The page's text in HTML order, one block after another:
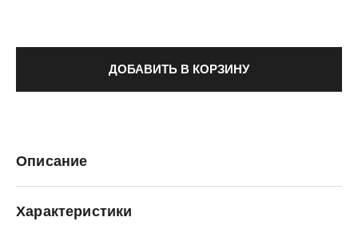
ДОБАВИТЬ В КОРЗИНУ
Описание
Характеристики